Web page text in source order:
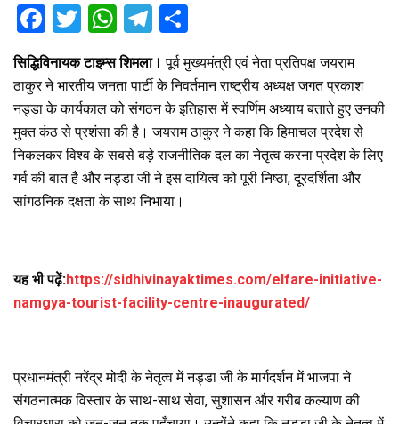
F
a
ce
b
o
o
k
T
tt
er
W
h
at
s
A
p
p
T
e
gr
a
m
ar
e
सिद्धिविनायक टाइम्स शिमला।पूर्व मुख्यमंत्री एवं नेता प्रतिपक्ष जयराम
ठाकुर ने भारतीय जनता पार्टी के निवर्तमान राष्ट्रीय अध्यक्ष जगत प्रकाश
नड्डा के कार्यकाल को संगठन के इतिहास में स्वर्णिम अध्याय बताते हुए उनकी
मुक्त कंठ से प्रशंसा की है। जयराम ठाकुर ने कहा कि हिमाचल प्रदेश से
निकलकर विश्व के सबसे बड़े राजनीतिक दल का नेतृत्व करना प्रदेश के लिए
गर्व की बात है और नड्डा जी ने इस दायित्व को पूरी निष्ठा, दूरदर्शिता और
सांगठनिक दक्षता के साथ निभाया।
यह भी पढ़ें:https://sidhivinayaktimes.com/elfare-initiative-
namgya-tourist-facility-centre-inaugurated/
प्रधानमंत्री नरेंद्र मोदी के नेतृत्व में नड्डा जी के मार्गदर्शन में भाजपा ने
संगठनात्मक विस्तार के साथ-साथ सेवा, सुशासन और गरीब कल्याण की